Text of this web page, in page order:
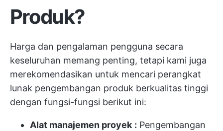
Produk?
Harga dan pengalaman pengguna secara
keseluruhan memang penting, tetapi kami juga
merekomendasikan untuk mencari perangkat
lunak pengembangan produk berkualitas tinggi
dengan fungsi-fungsi berikut ini:
Alat manajemen proyek : Pengembangan